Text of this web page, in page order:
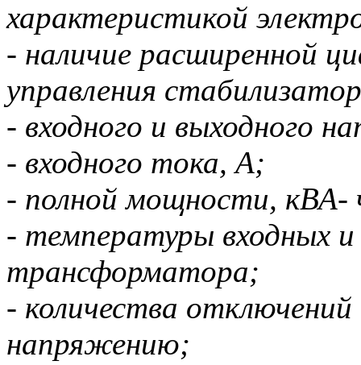
характеристикой
- наличие расширенной
управления
- входного и выходного
- входного тока, А;
- полной мощности,
- температуры входных
трансформатора;
- количества
напряжению;